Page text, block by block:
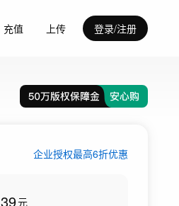
充值 上传 登录/注册
企业授权最高6折优惠
39元